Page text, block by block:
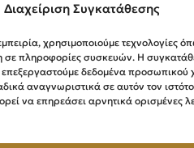
Διαχείριση Συγκατάθεσης
χρησιμοποιούμε τεχνολογίες
πληροφορίες συσκευών. Η
επεξεργαστούμε δεδομένα
αναγνωριστικά σε αυτόν τον
να επηρεάσει αρνητικά ορισμένες